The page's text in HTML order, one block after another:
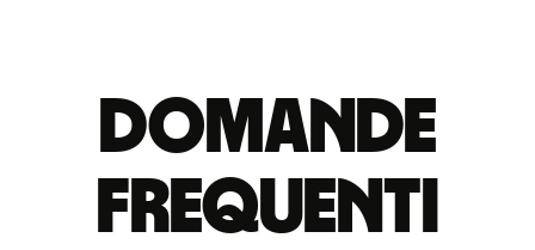
Domande
Frequenti